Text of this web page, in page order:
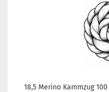
18,5 Merino Kammzug